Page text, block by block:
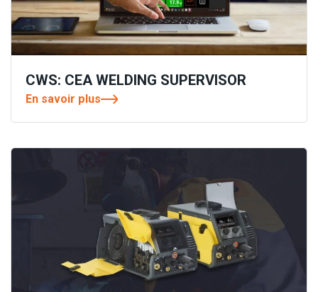
CWS: CEA WELDING SUPERVISOR
En savoir plus